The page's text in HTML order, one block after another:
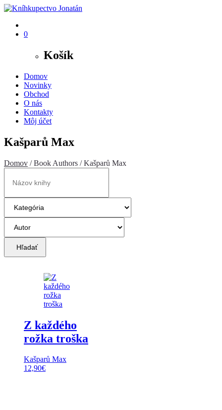
0
Košík
Domov
Novinky
Obchod
O nás
Kontakty
Môj účet
Kašparů Max
Domov / Book Authors / Kašparů Max
Hľadať
Z každého
rožka troška
Kašparů Max
12,90€